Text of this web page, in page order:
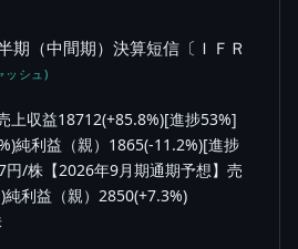
期（中間期）決算短信〔ＩＦＲ
ッシュ)
上収益18712(+85.8%)[進捗53%]
純利益（親）1865(-11.2%)[進捗
円/株【2026年9月期通期予想】売
利益（親）2850(+7.3%)